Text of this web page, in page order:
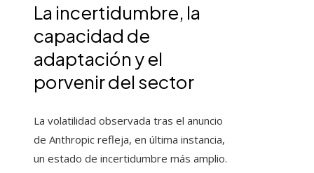
La incertidumbre, la
capacidad de
adaptación y el
porvenir del sector
La volatilidad observada tras el anuncio
de Anthropic refleja, en última instancia,
un estado de incertidumbre más amplio.